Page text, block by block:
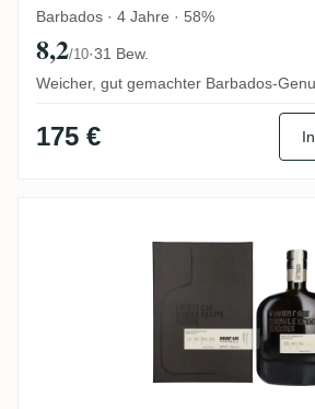
Barbados · 4 Jahre · 58%
8,2/10·31 Bew.
Weicher, gut gemachter Barbados-
175 €
Mount Gay Single Estate